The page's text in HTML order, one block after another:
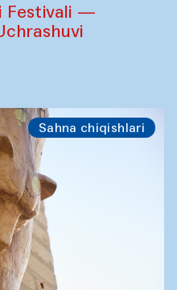
Festivali —
Sahna chiqishlari